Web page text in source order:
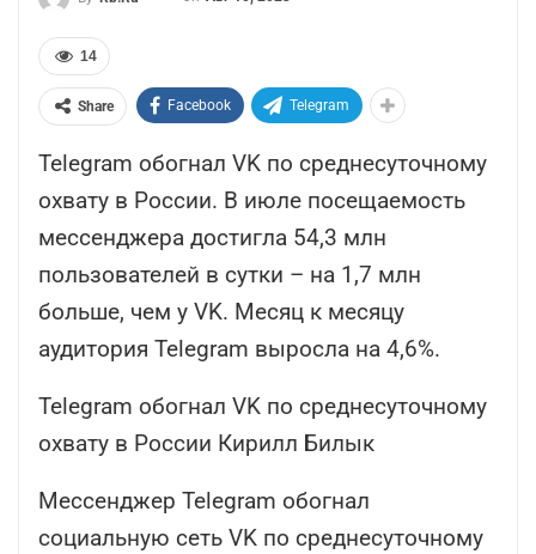
14
Share Facebook Telegram
Telegram обогнал VK по среднесуточному
охвату в России. В июле посещаемость
мессенджера достигла 54,3 млн
пользователей в сутки – на 1,7 млн
больше, чем у VK. Месяц к месяцу
аудитория Telegram выросла на 4,6%.
Telegram обогнал VK по среднесуточному
охвату в России Кирилл Билык
Мессенджер Telegram обогнал
социальную сеть VK по среднесуточному